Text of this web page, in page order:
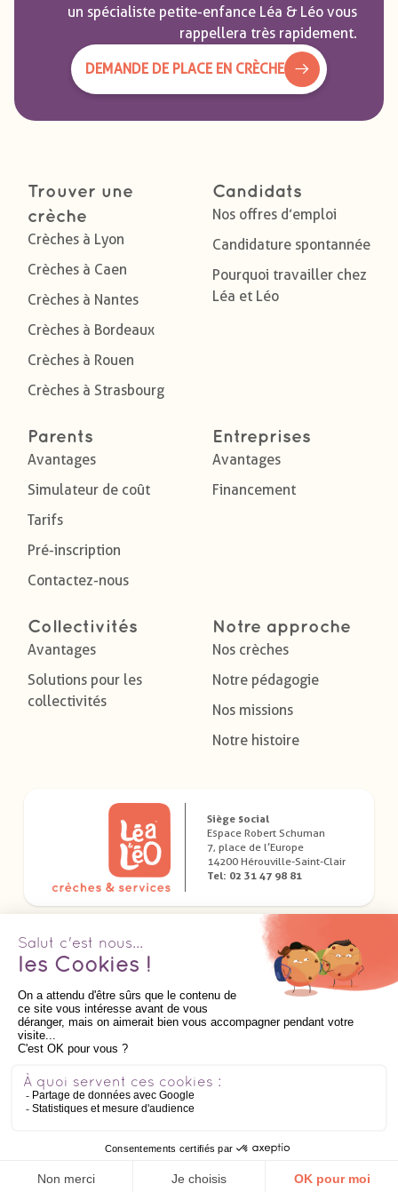
un spécialiste petite-enfance Léa & Léo vous
rappellera très rapidement.
DEMANDE DE PLACE EN CRÈCHE
Trouver une
crèche
Crèches à Lyon
Crèches à Caen
Crèches à Nantes
Crèches à Bordeaux
Crèches à Rouen
Crèches à Strasbourg
Candidats
Nos offres d’emploi
Candidature spontannée
Pourquoi travailler chez
Léa et Léo
Parents
Avantages
Simulateur de coût
Tarifs
Pré-inscription
Contactez-nous
Entreprises
Avantages
Financement
Collectivités
Avantages
Solutions pour les
collectivités
Notre approche
Nos crèches
Notre pédagogie
Nos missions
Notre histoire
Siège social
Espace Robert Schuman
7, place de l’Europe
14200 Hérouville-Saint-Clair
Tel: 02 31 47 98 81
Télécharger nos applications dédiées